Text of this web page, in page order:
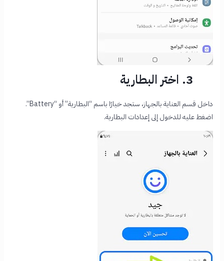
3. اختر البطارية
داخل قسم العناية بالجهاز، ستجد خيارًا باسم “البطارية” أو “Battery”.
اضغط عليه للدخول إلى إعدادات البطارية.